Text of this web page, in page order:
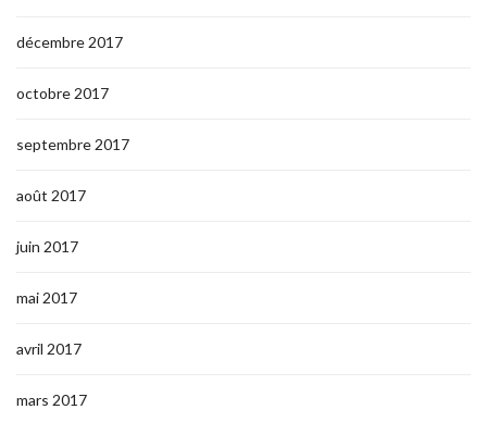
décembre 2017
octobre 2017
septembre 2017
août 2017
juin 2017
mai 2017
avril 2017
mars 2017